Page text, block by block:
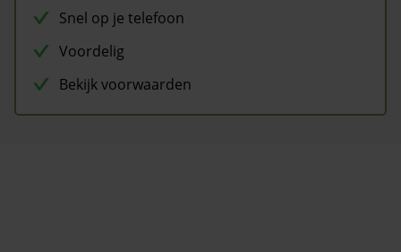
Snel op je telefoon
Voordelig
Bekijk voorwaarden